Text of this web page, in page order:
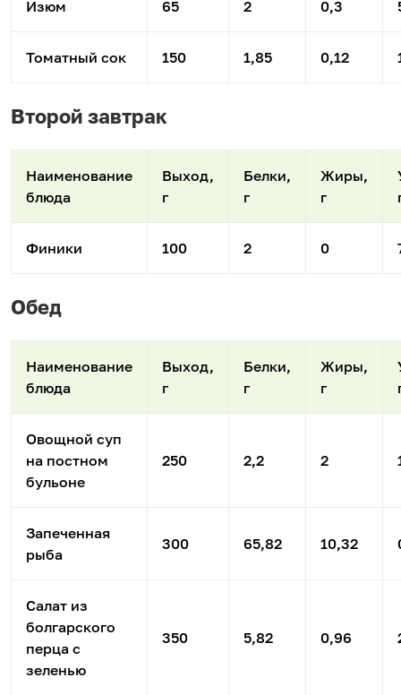
Изюм 65 2 0,3
Томатный сок 150 1,85 0,12
Второй завтрак
Наименование
блюда
Выход,
г
Белки,
г
Жиры,
г
Финики 100 2 0
Обед
Наименование
блюда
Выход,
г
Белки,
г
Жиры,
г
Овощной суп
на постном
бульоне
250 2,2 2
Запеченная
рыба
300 65,82 10,32
Салат из
болгарского
перца с
зеленью
350 5,82 0,96